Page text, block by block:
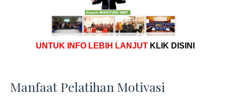
UNTUK INFO LEBIH LANJUT KLIK DISINI
Manfaat Pelatihan Motivasi